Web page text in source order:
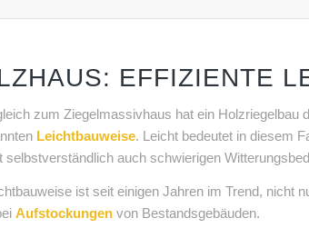
EFFIZIENTE
zum Ziegelmassivhaus hat ein
Leichtbauweise. Leicht bedeutet in diesem
selbstverständlich auch schwierigen
ist seit einigen Jahren im Trend, nicht
Aufstockungenvon Bestandsgebäuden.